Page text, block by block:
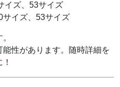
イズ、53サイズ
サイズ、53サイズ
性があります。随時詳細を